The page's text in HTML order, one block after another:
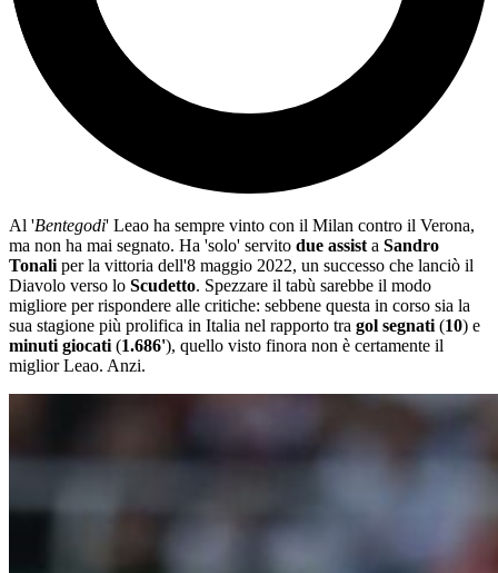
Al 'Bentegodi' Leao ha sempre vinto con il Milan contro il Verona,
ma non ha mai segnato. Ha 'solo' servito due assist a Sandro
Tonali per la vittoria dell'8 maggio 2022, un successo che lanciò il
Diavolo verso lo Scudetto. Spezzare il tabù sarebbe il modo
migliore per rispondere alle critiche: sebbene questa in corso sia la
sua stagione più prolifica in Italia nel rapporto tra gol segnati (10) e
minuti giocati (1.686'), quello visto finora non è certamente il
miglior Leao. Anzi.